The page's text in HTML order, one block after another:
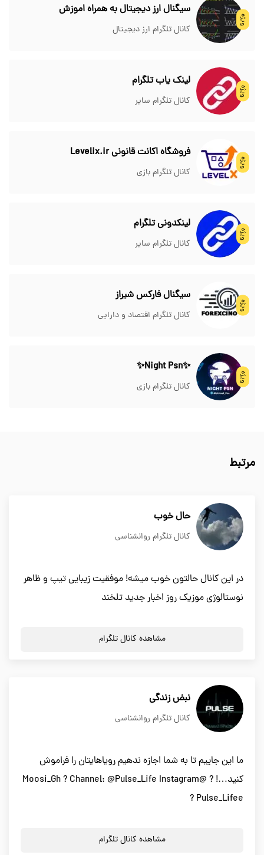
ویژه
سیگنال ارز دیجیتال به همراه اموزش
کانال تلگرام ارز دیجیتال
ویژه
لینک یاب تلگرام
کانال تلگرام سایر
ویژه
فروشگاه اکانت قانونی Levelix.ir
کانال تلگرام بازی
ویژه
لینکدونی تلگرام
کانال تلگرام سایر
ویژه
سیگنال فارکس شیراز
کانال تلگرام اقتصاد و دارایی
ویژه
✨Night Psn✨
کانال تلگرام بازی
مرتبط
حال خوب
کانال تلگرام روانشناسی
در این کانال حالتون خوب میشه! موفقیت زیبایی تیپ و ظاهر
نوستالوژی موزیک روز اخبار جدید تلخند
مشاهده کانال تلگرام
نبض زندگی
کانال تلگرام روانشناسی
ما این جاییم تا به شما اجازه ندهیم رویاهایتان را فراموش
کنید…! ? @Moosi_Gh ? Channel: @Pulse_Life Instagram
? Pulse_Lifee
مشاهده کانال تلگرام